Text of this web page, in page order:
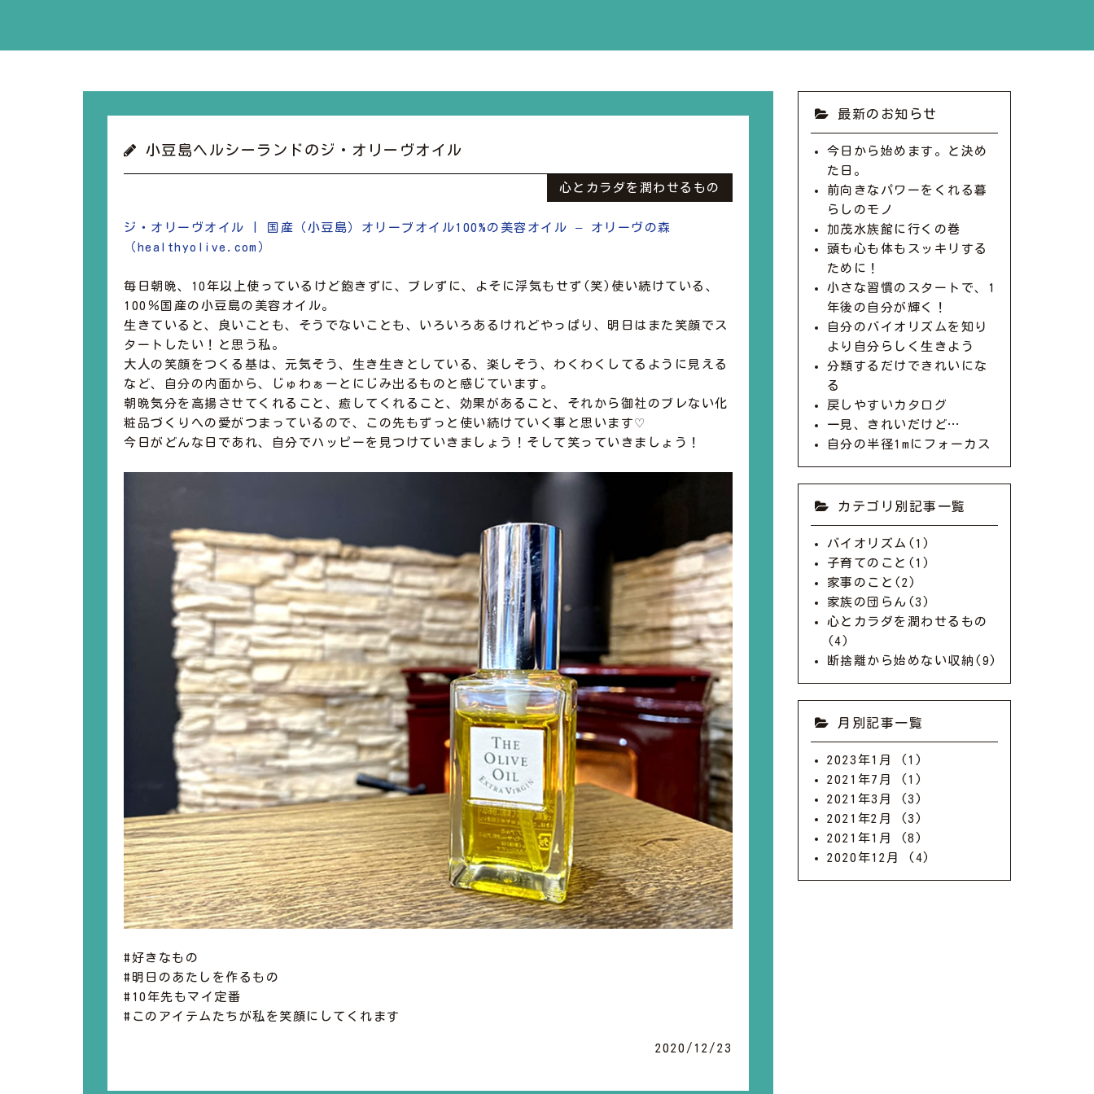
小豆島ヘルシーランドのジ・オリーヴオイル
心とカラダを潤わせるもの
ジ・オリーヴオイル | 国産（小豆島）オリーブオイル100%の美容オイル – オリーヴの森
（healthyolive.com）
毎日朝晩、10年以上使っているけど飽きずに、ブレずに、よそに浮気もせず(笑)使い続けている、
100％国産の小豆島の美容オイル。
生きていると、良いことも、そうでないことも、いろいろあるけれどやっぱり、明日はまた笑顔でス
タートしたい！と思う私。
大人の笑顔をつくる基は、元気そう、生き生きとしている、楽しそう、わくわくしてるように見える
など、自分の内面から、じゅわぁーとにじみ出るものと感じています。
朝晩気分を高揚させてくれること、癒してくれること、効果があること、それから御社のブレない化
粧品づくりへの愛がつまっているので、この先もずっと使い続けていく事と思います♡
今日がどんな日であれ、自分でハッピーを見つけていきましょう！そして笑っていきましょう！
#好きなもの
#明日のあたしを作るもの
#10年先もマイ定番
#このアイテムたちが私を笑顔にしてくれます
2020/12/23
最新のお知らせ
今日から始めます。と決め
た日。
前向きなパワーをくれる暮
らしのモノ
加茂水族館に行くの巻
頭も心も体もスッキリする
ために！
小さな習慣のスタートで、1
年後の自分が輝く！
自分のバイオリズムを知り
より自分らしく生きよう
分類するだけできれいにな
る
戻しやすいカタログ
一見、きれいだけど…
自分の半径1mにフォーカス
カテゴリ別記事一覧
バイオリズム(1)
子育てのこと(1)
家事のこと(2)
家族の団らん(3)
心とカラダを潤わせるもの
(4)
断捨離から始めない収納(9)
月別記事一覧
2023年1月
(1)
2021年7月
(1)
2021年3月
(3)
2021年2月
(3)
2021年1月
(8)
2020年12月
(4)